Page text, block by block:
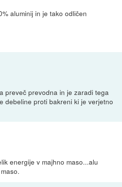
aluminij in je tako odličen
preveč prevodna in je zaradi tega
debeline proti bakreni ki je verjetno
energije v majhno maso...alu